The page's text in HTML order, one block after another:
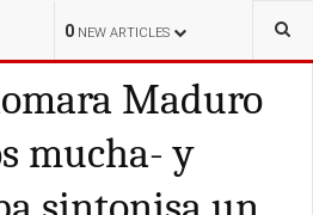
0 NEW ARTICLES
Maduro
mucha- y